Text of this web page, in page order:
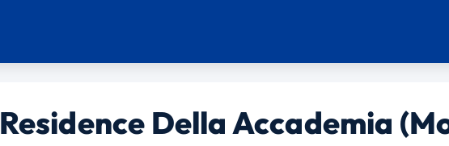
Residence Della Accademia